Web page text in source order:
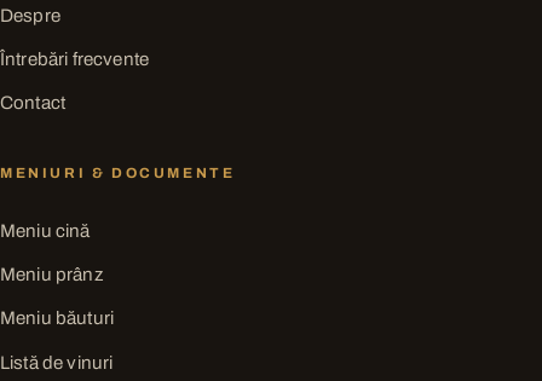
Despre
Întrebări frecvente
Contact
MENIURI & DOCUMENTE
Meniu cină
Meniu prânz
Meniu băuturi
Listă de vinuri